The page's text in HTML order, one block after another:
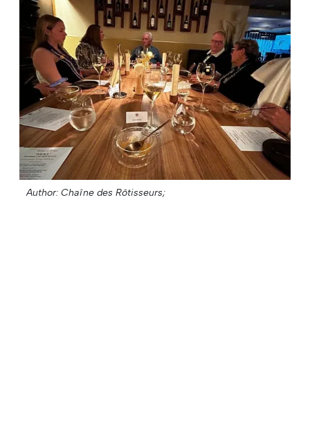
Author: Chaîne des Rôtisseurs;